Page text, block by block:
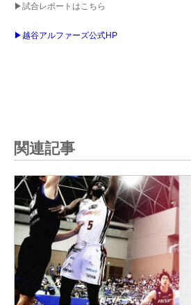
▶試合レポートはこちら
▶越谷アルファーズ公式HP
関連記事